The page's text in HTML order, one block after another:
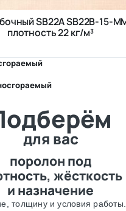
SB22A SB22B-15-
плотность 22 кг/м³
для вас
поролон под
жёсткость
и назначение
толщину и условия работы.